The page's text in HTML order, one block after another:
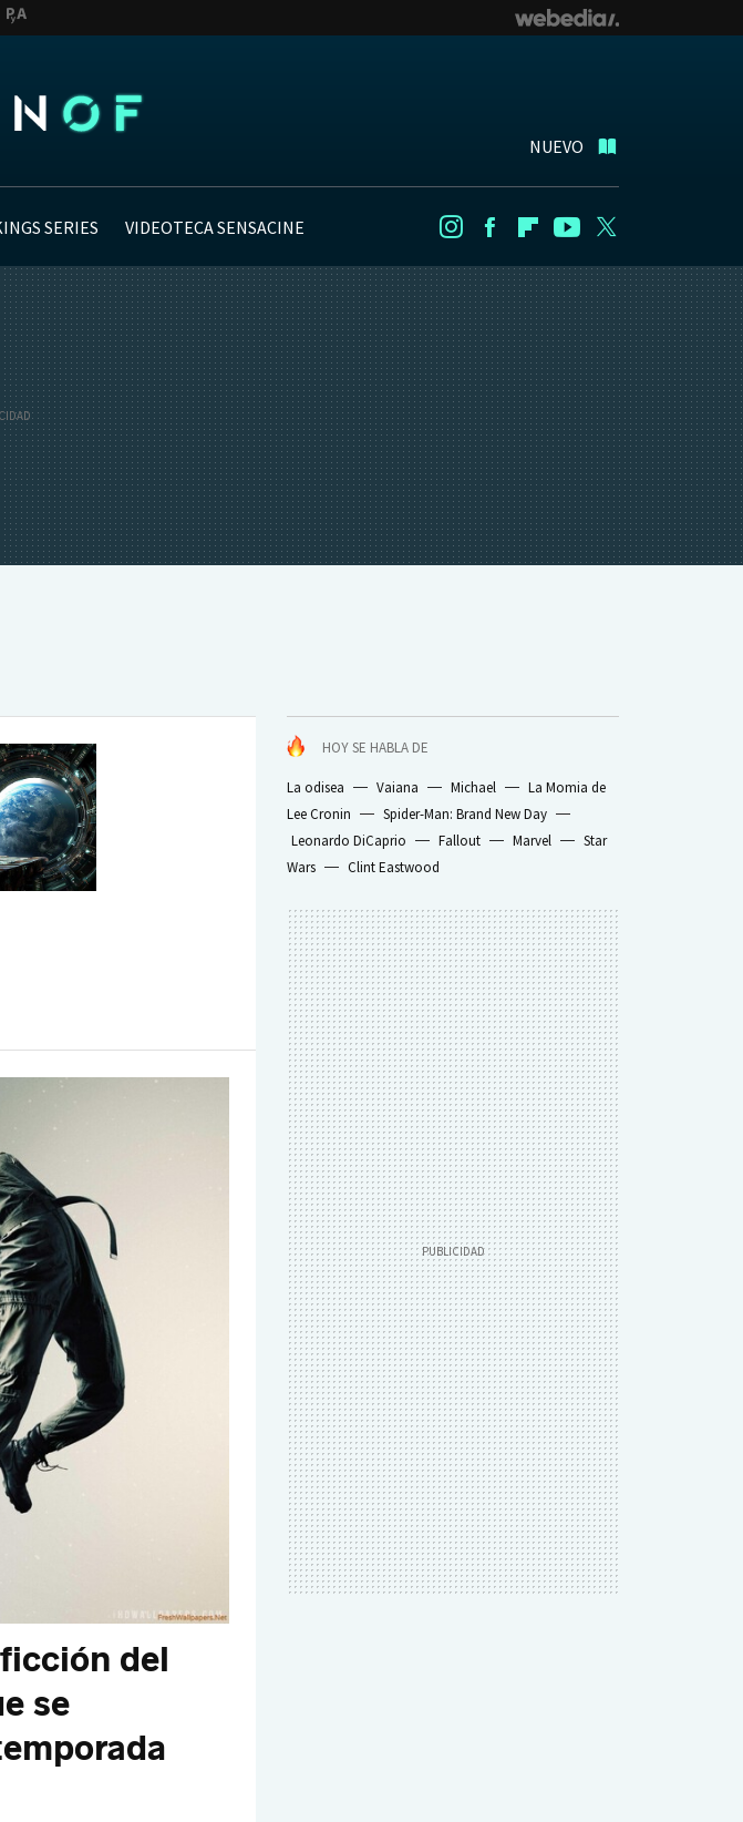
NUEVO
SERIES VIDEOTECA SENSACINE InstagramFacebookFlipboard
Youtube
HOY SE HABLA DE
La odisea Vaiana Michael
La Momia de
Lee Cronin
Spider-Man: Brand New Day
Leonardo DiCaprio
Fallout Marvel
Star
Wars
Clint Eastwood
del
se